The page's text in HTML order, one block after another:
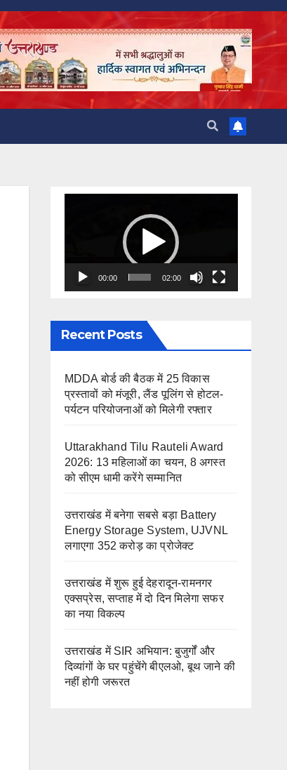
00:00 02:00
Recent Posts
MDDA बोर्ड की बैठक में 25 विकास
प्रस्तावों को मंजूरी, लैंड पूलिंग से होटल-
पर्यटन परियोजनाओं को मिलेगी रफ्तार
Uttarakhand Tilu Rauteli Award
2026: 13 महिलाओं का चयन, 8 अगस्त
को सीएम धामी करेंगे सम्मानित
उत्तराखंड में बनेगा सबसे बड़ा Battery
Energy Storage System, UJVNL
लगाएगा 352 करोड़ का प्रोजेक्ट
उत्तराखंड में शुरू हुई देहरादून-रामनगर
एक्सप्रेस, सप्ताह में दो दिन मिलेगा सफर
का नया विकल्प
उत्तराखंड में SIR अभियान: बुजुर्गों और
दिव्यांगों के घर पहुंचेंगे बीएलओ, बूथ जाने की
नहीं होगी जरूरत